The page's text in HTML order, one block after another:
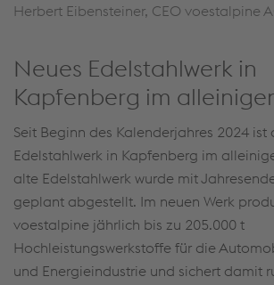
Herbert Eibensteiner, CEO voestalpine
Neues Edelstahlwerk in
Kapfenberg im
Seit Beginn des Kalenderjahres 2024 ist
Edelstahlwerk in Kapfenberg im
alte Edelstahlwerk wurde mit
geplant abgestellt. Im neuen Werk
voestalpine jährlich bis zu 205.000 t
Hochleistungswerkstoffe für die
und Energieindustrie und sichert damit